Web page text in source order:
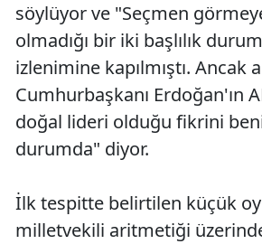
söylüyor ve "Seçmen
olmadığı bir iki başlılık
izlenimine kapılmıştı. Ancak
Cumhurbaşkanı Erdoğan'ın
doğal lideri olduğu fikrini
durumda" diyor.
İlk tespitte belirtilen küçük oy
milletvekili aritmetiği